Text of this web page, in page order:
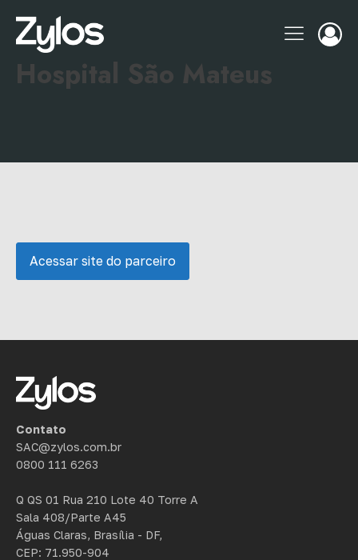
Hospital São Mateus
Acessar site do parceiro
Contato
SAC@zylos.com.br
0800 111 6263
Q QS 01 Rua 210 Lote 40 Torre A
Sala 408/Parte A45
Águas Claras, Brasília - DF,
CEP: 71.950-904